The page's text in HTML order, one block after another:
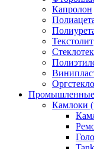
Капролон
Текстолит
Оргстекло
Промышленные
Камлоки